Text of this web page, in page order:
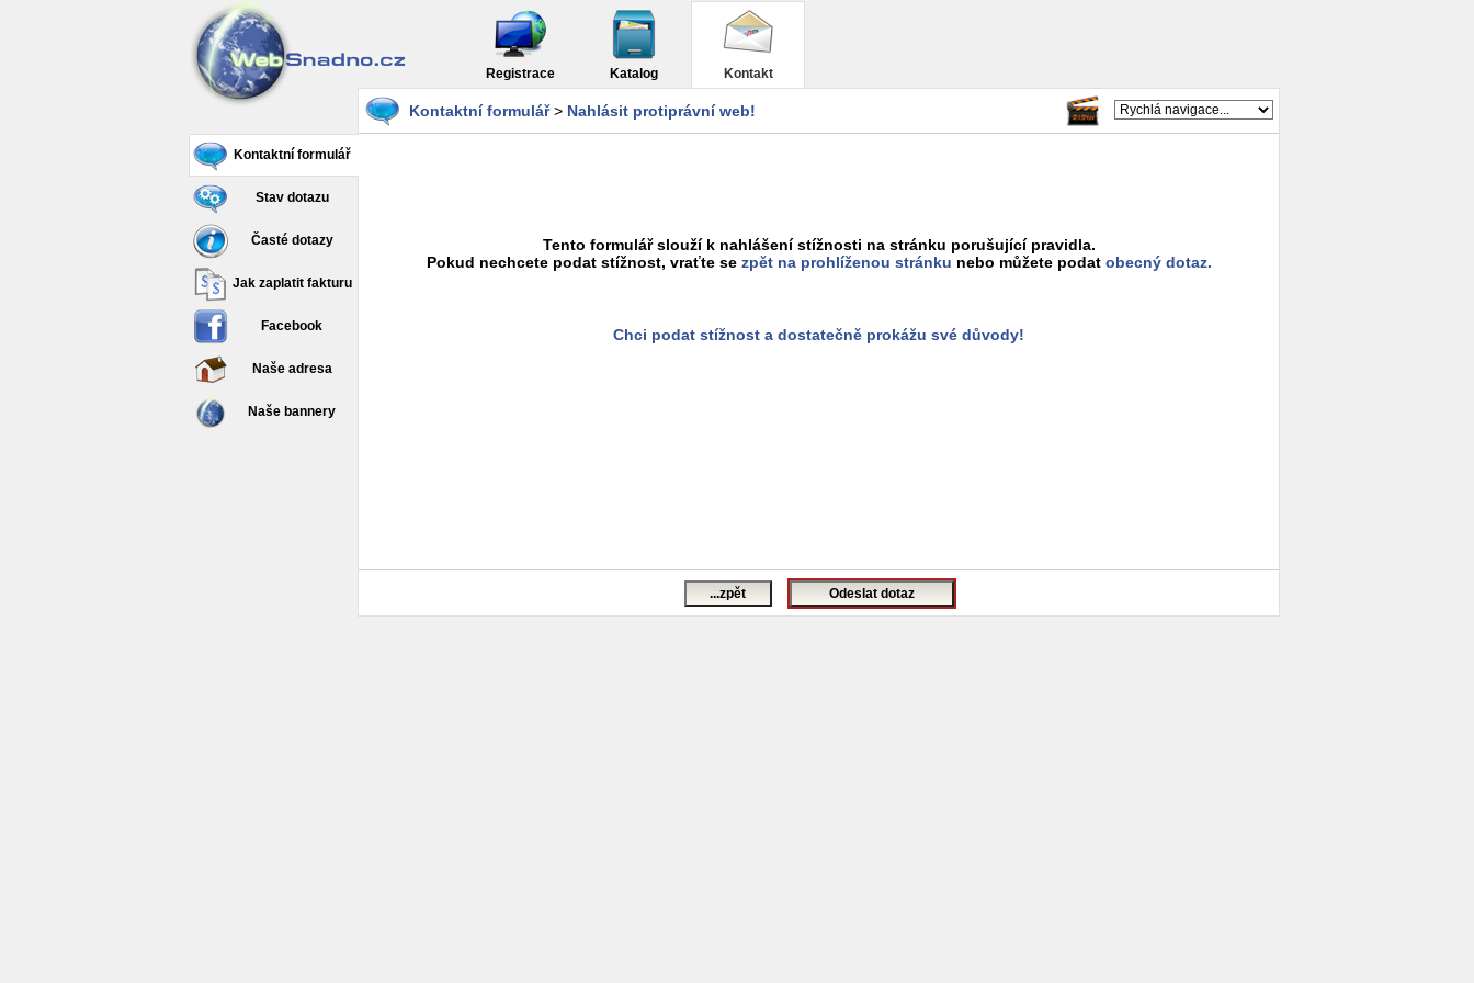
Registrace Katalog Kontakt
Kontaktní formulář
Stav dotazu
Časté dotazy
Jak zaplatit fakturu
Facebook
Naše adresa
Naše bannery
Kontaktní formulář> Nahlásit protiprávní web!
Tento formulář slouží k nahlášení stížnosti na stránku porušující pravidla.
Pokud nechcete podat stížnost, vraťte se zpět na prohlíženou stránku nebo můžete podat obecný dotaz.
Chci podat stížnost a dostatečně prokážu své důvody!